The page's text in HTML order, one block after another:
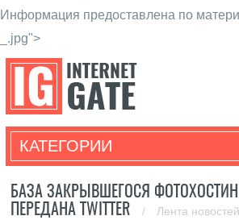
Информация предоставлена по
_.jpg">
КАТЕГОРИИ
БАЗА ЗАКРЫВШЕГОСЯ
ПЕРЕДАНА TWITTER
/ Лента новостей